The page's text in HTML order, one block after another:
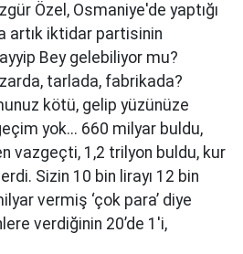
Özel, Osmaniye'de yaptığı
artık iktidar partisinin
Bey gelebiliyor mu?
tarlada, fabrikada?
kötü, gelip yüzünüze
yok... 660 milyar buldu,
vazgeçti, 1,2 trilyon buldu, kur
Sizin 10 bin lirayı 12 bin
vermiş ‘çok para’ diye
verdiğinin 20’de 1'i,